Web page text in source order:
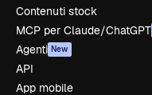
Contenuti stock
MCP per Claude/ChatGPT
Agenti New
API
App mobile